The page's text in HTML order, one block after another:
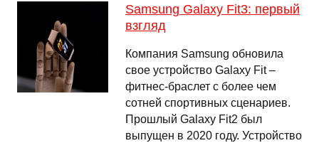
Samsung Galaxy Fit3: первый
взгляд
Компания Samsung обновила
свое устройство Galaxy Fit –
фитнес-браслет с более чем
сотней спортивных сценариев.
Прошлый Galaxy Fit2 был
выпущен в 2020 году. Устройство